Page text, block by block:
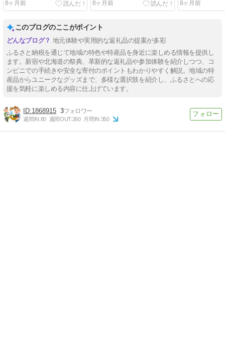
8ヶ月前
8ヶ月前
8ヶ月前
このブログのここがポイント
地元体験や実用的な返礼品の提案が多彩
ふるさと納税を通じて地域の特色や特産品を身近に楽しめる情報を提供し
ます。新宿や北海道の祭典、革新的な返礼品や参加体験を紹介しつつ、コ
ンビニでの手続きや安全な寄付のポイントもわかりやすく解説。地域の特
産品からユニークなグッズまで、多様な選択肢を紹介し、ふるさとへの応
援を気軽に楽しめる内容に仕上げています。
1868915 3
週間IN:80 週間OUT:260 月間IN:350